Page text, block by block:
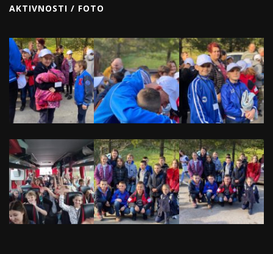
AKTIVNOSTI / FOTO